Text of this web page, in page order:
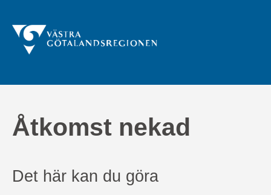
Åtkomst nekad
Det här kan du göra